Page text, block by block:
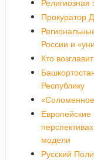
Религиозная
Прокуратор
России и
Кто
Республику
модели
Русский